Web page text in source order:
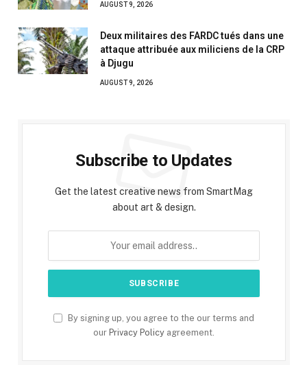
AUGUST 9, 2026
Deux militaires des FARDC tués dans une
attaque attribuée aux miliciens de la CRP
à Djugu
AUGUST 9, 2026
Subscribe to Updates
Get the latest creative news from SmartMag
about art & design.
By signing up, you agree to the our terms and
our Privacy Policy agreement.